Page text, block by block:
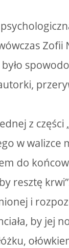
Zofii
z
w walizce
do
resztę
i
by jej